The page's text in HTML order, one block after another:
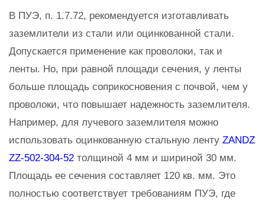
В ПУЭ, п. 1.7.72, рекомендуется изготавливать
заземлители из стали или оцинкованной стали.
Допускается применение как проволоки, так и
ленты. Но, при равной площади сечения, у ленты
больше площадь соприкосновения с почвой, чем у
проволоки, что повышает надежность заземлителя.
Например, для лучевого заземлителя можно
использовать оцинкованную стальную ленту ZANDZ
ZZ-502-304-52 толщиной 4 мм и шириной 30 мм.
Площадь ее сечения составляет 120 кв. мм. Это
полностью соответствует требованиям ПУЭ, где